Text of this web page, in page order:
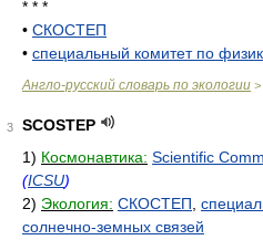
* * *
• СКОСТЕП
• специальный комитет по
Англо-русский словарь по экологии >
3
SCOSTEP
1) Космонавтика: Scientific
(ICSU)
2) Экология: СКОСТЕП
солнечно-земных связей